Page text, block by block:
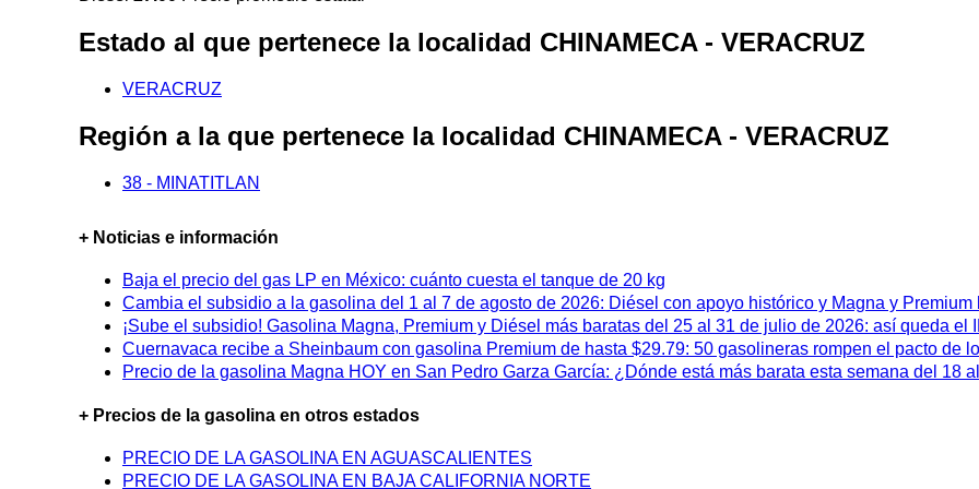
Estado al que pertenece la localidad CHINAMECA - VERACRUZ
VERACRUZ
Región a la que pertenece la localidad CHINAMECA - VERACRUZ
38 - MINATITLAN
+ Noticias e información
Baja el precio del gas LP en México: cuánto cuesta el tanque de 20 kg
Cambia el subsidio a la gasolina del 1 al 7 de agosto de 2026: Diésel con apoyo histórico y Magna y Premium
¡Sube el subsidio! Gasolina Magna, Premium y Diésel más baratas del 25 al 31 de julio de 2026: así queda el
Cuernavaca recibe a Sheinbaum con gasolina Premium de hasta $29.79: 50 gasolineras rompen el pacto de
Precio de la gasolina Magna HOY en San Pedro Garza García: ¿Dónde está más barata esta semana del 18
+ Precios de la gasolina en otros estados
PRECIO DE LA GASOLINA EN AGUASCALIENTES
PRECIO DE LA GASOLINA EN BAJA CALIFORNIA NORTE